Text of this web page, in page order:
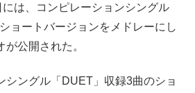
は、コンピレーションシングル
ョートバージョンをメドレーにし
公開された。
シングル「DUET」収録3曲のショ